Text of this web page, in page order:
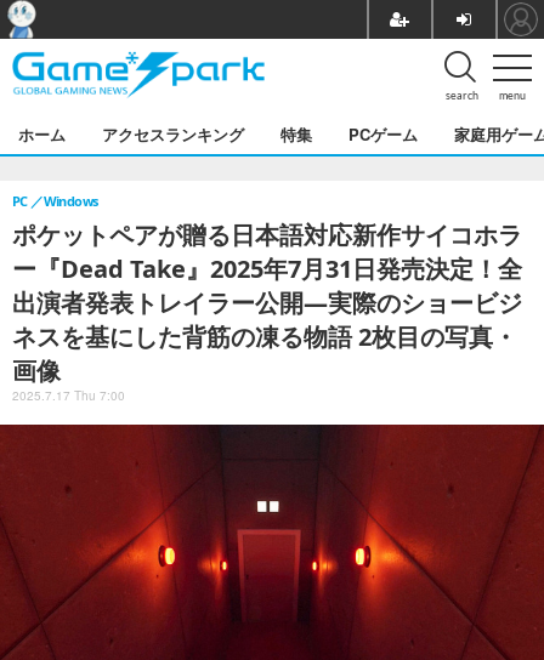
menu
search
ホーム アクセスランキング 特集 PCゲーム 家庭用ゲー
ポケットペアが贈る日本語対応新作サイコホラ
ー『Dead Take』2025年7月31日発売決定！全
出演者発表トレイラー公開―実際のショービジ
ネスを基にした背筋の凍る物語 2枚目の写真・
画像
PC Windows
2025.7.17 Thu 7:00